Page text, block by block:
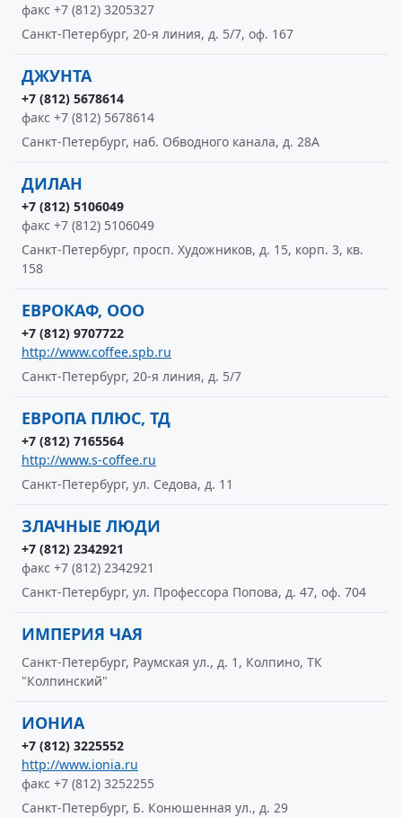
факс +7 (812) 3205327
Санкт-Петербург, 20-я линия, д. 5/7, оф. 167
ДЖУНТА
+7 (812) 5678614
факс +7 (812) 5678614
Санкт-Петербург, наб. Обводного канала, д. 28А
ДИЛАН
+7 (812) 5106049
факс +7 (812) 5106049
Санкт-Петербург, просп. Художников, д. 15, корп. 3, кв.
158
ЕВРОКАФ, ООО
+7 (812) 9707722
http://www.coffee.spb.ru
Санкт-Петербург, 20-я линия, д. 5/7
ЕВРОПА ПЛЮС, ТД
+7 (812) 7165564
http://www.s-coffee.ru
Санкт-Петербург, ул. Седова, д. 11
ЗЛАЧНЫЕ ЛЮДИ
+7 (812) 2342921
факс +7 (812) 2342921
Санкт-Петербург, ул. Профессора Попова, д. 47, оф. 704
ИМПЕРИЯ ЧАЯ
Санкт-Петербург, Раумская ул., д. 1, Колпино, ТК
"Колпинский"
ИОНИА
+7 (812) 3225552
http://www.ionia.ru
факс +7 (812) 3252255
Санкт-Петербург, Б. Конюшенная ул., д. 29